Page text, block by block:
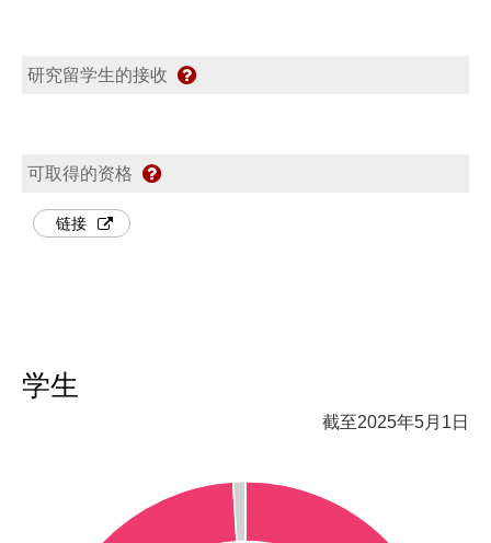
研究留学生的接收
可取得的资格
链接
学生
截至2025年5月1日